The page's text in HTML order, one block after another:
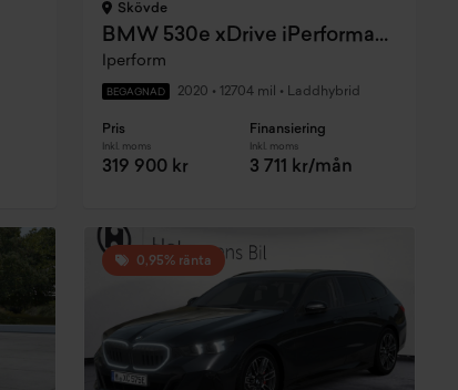
Skövde
BMW 530e xDrive iPerformance Sedan
Iperform
BEGAGNAD 2020 • 12704 mil • Laddhybrid
Pris
Inkl. moms
319 900 kr
Finansiering
Inkl. moms
3 711 kr/mån
0,95% ränta